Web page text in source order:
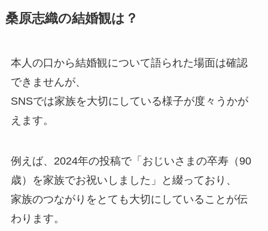
桑原志織の結婚観は？
本人の口から結婚観について語られた場面は確認
できませんが、
SNSでは家族を大切にしている様子が度々うかが
えます。
例えば、2024年の投稿で「おじいさまの卒寿（90
歳）を家族でお祝いしました」と綴っており、
家族のつながりをとても大切にしていることが伝
わります。